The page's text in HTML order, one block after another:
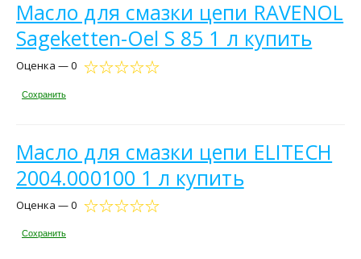
Масло для смазки цепи RAVENOL
Sageketten-Oel S 85 1 л купить
Оценка — 0
Сохранить
Масло для смазки цепи ELITECH
2004.000100 1 л купить
Оценка — 0
Сохранить